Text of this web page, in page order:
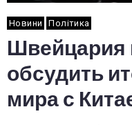
Новини Політика
Швейцария
обсудить
мира с